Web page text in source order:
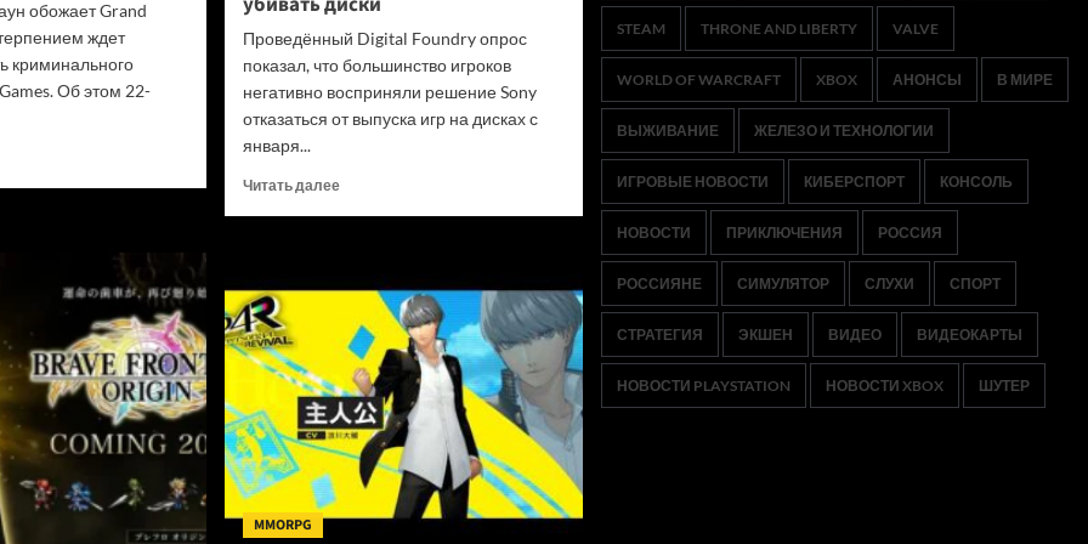
обожает Grand
ждет
криминального
Об этом 22-
Проведённый Digital Foundry опрос
показал, что большинство игроков
негативно восприняли решение Sony
отказаться от выпуска игр на дисках с
января...
Читать далееПрочитать
на
закрытых
платформах
игрокам
не
принедлежат»:
В
Digital
Foundry
призвали
MMORPG
STEAM THRONE AND LIBERTY VALVE
WORLD OF WARCRAFT XBOX АНОНСЫ В МИРЕ
ВЫЖИВАНИЕ ЖЕЛЕЗО И ТЕХНОЛОГИИ
ИГРОВЫЕ НОВОСТИ КИБЕРСПОРТ КОНСОЛЬ
НОВОСТИ ПРИКЛЮЧЕНИЯ РОССИЯ
РОССИЯНЕ СИМУЛЯТОР СЛУХИ СПОРТ
СТРАТЕГИЯ ЭКШЕН ВИДЕО ВИДЕОКАРТЫ
НОВОСТИ PLAYSTATION НОВОСТИ XBOX ШУТЕР